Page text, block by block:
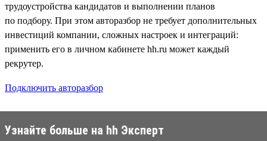
трудоустройства кандидатов и выполнении планов
по подбору. При этом авторазбор не требует дополнительных
инвестиций компании, сложных настроек и интеграций:
применить его в личном кабинете hh.ru может каждый
рекрутер.
Подключить авторазбор
Узнайте больше на hh Эксперт